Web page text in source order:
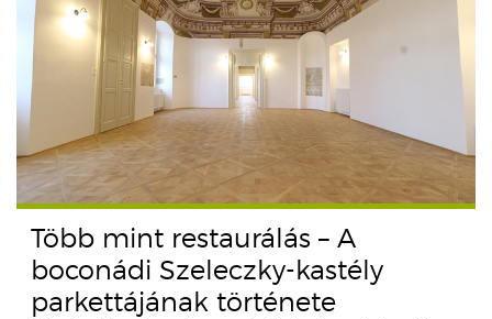
Több mint restaurálás – A
boconádi Szeleczky-kastély
parkettájának története